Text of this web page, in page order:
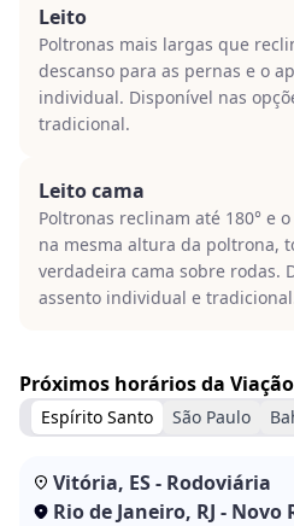
Leito
Poltronas mais largas que
descanso para as pernas e o
individual. Disponível nas
tradicional.
Leito cama
Poltronas reclinam até 180° e
na mesma altura da poltrona,
verdadeira cama sobre rodas.
assento individual e
Próximos horários da
Espírito Santo São Paulo
Vitória, ES - Rodoviária
Rio de Janeiro, RJ - Novo